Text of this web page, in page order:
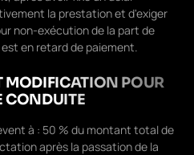
la prestation et d'exiger
non-exécution de la part de
en retard de paiement.
MODIFICATION POUR
CONDUITE
à : 50 % du montant total de
après la passation de la